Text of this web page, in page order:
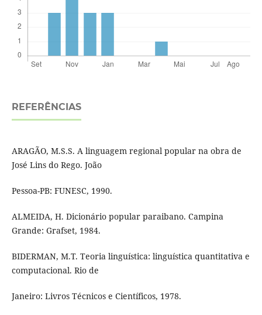
REFERÊNCIAS
ARAGÃO, M.S.S. A linguagem regional popular na obra de
José Lins do Rego. João
Pessoa-PB: FUNESC, 1990.
ALMEIDA, H. Dicionário popular paraibano. Campina
Grande: Grafset, 1984.
BIDERMAN, M.T. Teoria linguística: linguística quantitativa e
computacional. Rio de
Janeiro: Livros Técnicos e Científicos, 1978.